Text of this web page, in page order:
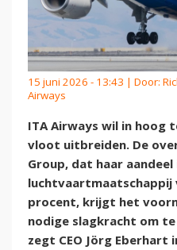
15 juni 2026 - 13:43 | Door:
Airways
ITA Airways wil in hoog
vloot uitbreiden. De
Group, dat haar
luchtvaartmaatschappij
procent, krijgt het
nodige slagkracht om
zegt CEO Jörg Eberhart